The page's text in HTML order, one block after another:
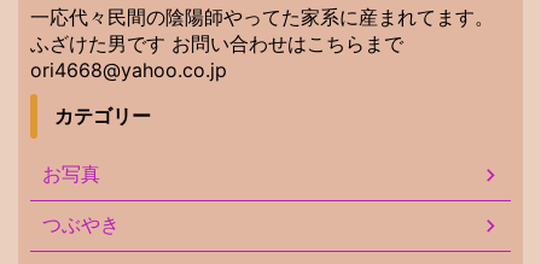
一応代々民間の陰陽師やってた家系に産まれてます。
ふざけた男です お問い合わせはこちらまで
ori4668@yahoo.co.jp
カテゴリー
お写真
つぶやき